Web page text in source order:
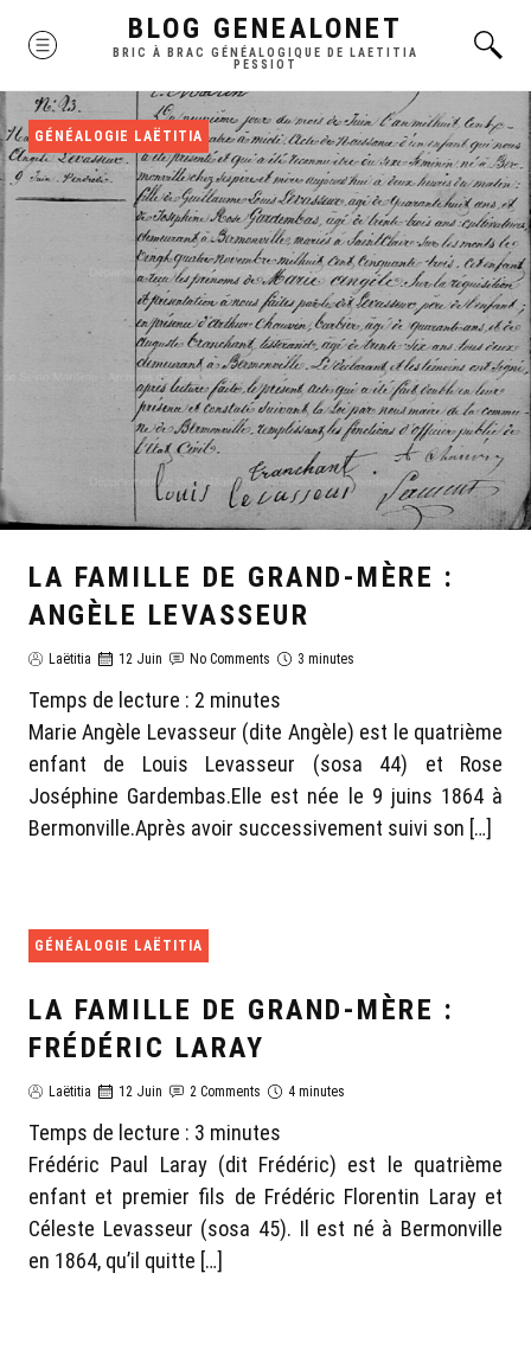
MENU BLOG GENEALONET
BRIC À BRAC GÉNÉALOGIQUE DE LAETITIA
PESSIOT
GÉNÉALOGIE LAËTITIA
LA FAMILLE DE GRAND-MÈRE :
ANGÈLE LEVASSEUR
Laëtitia 12 Juin No Comments 3 minutes
Temps de lecture : 2 minutes
Marie Angèle Levasseur (dite Angèle) est le quatrième
enfant de Louis Levasseur (sosa 44) et Rose
Joséphine Gardembas.Elle est née le 9 juins 1864 à
Bermonville.Après avoir successivement suivi son […]
GÉNÉALOGIE LAËTITIA
LA FAMILLE DE GRAND-MÈRE :
FRÉDÉRIC LARAY
Laëtitia 12 Juin 2 Comments 4 minutes
Temps de lecture : 3 minutes
Frédéric Paul Laray (dit Frédéric) est le quatrième
enfant et premier fils de Frédéric Florentin Laray et
Céleste Levasseur (sosa 45). Il est né à Bermonville
en 1864, qu’il quitte […]